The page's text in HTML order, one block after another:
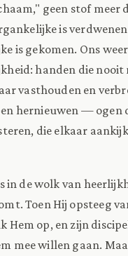
geen stof meer
is
is gekomen. Ons
handen die nooit
vasthouden en
hernieuwen — ogen
die elkaar
in de wolk van
Toen Hij opsteeg
Hem op, en zijn
mee willen gaan.